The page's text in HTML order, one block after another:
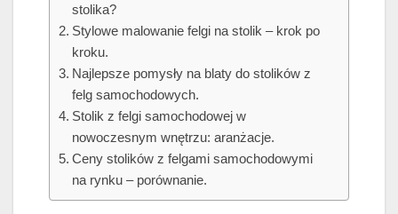
stolika?
Stylowe malowanie felgi na stolik – krok po
kroku.
Najlepsze pomysły na blaty do stolików z
felg samochodowych.
Stolik z felgi samochodowej w
nowoczesnym wnętrzu: aranżacje.
Ceny stolików z felgami samochodowymi
na rynku – porównanie.